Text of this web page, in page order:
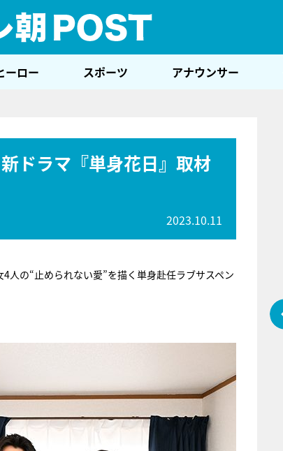
ーロー スポーツ アナウンサー
ドラマ『単身花日』取材
2023.10.11
人の“止められない愛”を描く単身赴任ラブサスペン
『アイ＝ラブ！げーみんぐ』＝LOV